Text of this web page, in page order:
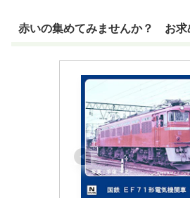
赤いの集めてみませんか？ お求